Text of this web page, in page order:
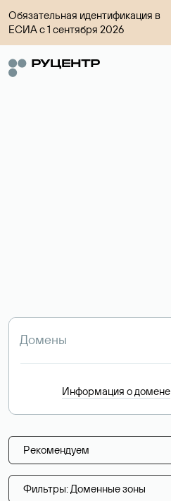
Обязательная идентификация в
ЕСИА с 1 сентября 2026
Информация о домене
Рекомендуем
Фильтры: Доменные зоны